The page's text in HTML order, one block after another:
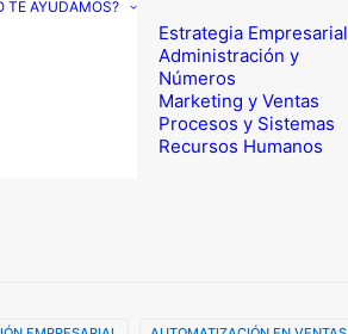
TE AYUDAMOS?
Estrategia Empresarial
Administración y
Números
Marketing y Ventas
Procesos y Sistemas
Recursos Humanos